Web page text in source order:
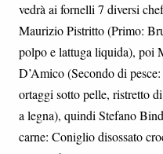
vedrà ai fornelli 7 diversi
Maurizio Pistritto (Primo:
polpo e lattuga liquida), poi
D’Amico (Secondo di
ortaggi sotto pelle, ristretto
a legna), quindi Stefano
carne: Coniglio disossato